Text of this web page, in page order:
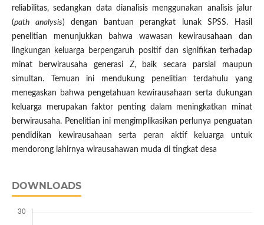
reliabilitas, sedangkan data dianalisis menggunakan analisis jalur
(path analysis) dengan bantuan perangkat lunak SPSS. Hasil
penelitian menunjukkan bahwa wawasan kewirausahaan dan
lingkungan keluarga berpengaruh positif dan signifikan terhadap
minat berwirausaha generasi Z, baik secara parsial maupun
simultan. Temuan ini mendukung penelitian terdahulu yang
menegaskan bahwa pengetahuan kewirausahaan serta dukungan
keluarga merupakan faktor penting dalam meningkatkan minat
berwirausaha. Penelitian ini mengimplikasikan perlunya penguatan
pendidikan kewirausahaan serta peran aktif keluarga untuk
mendorong lahirnya wirausahawan muda di tingkat desa
DOWNLOADS